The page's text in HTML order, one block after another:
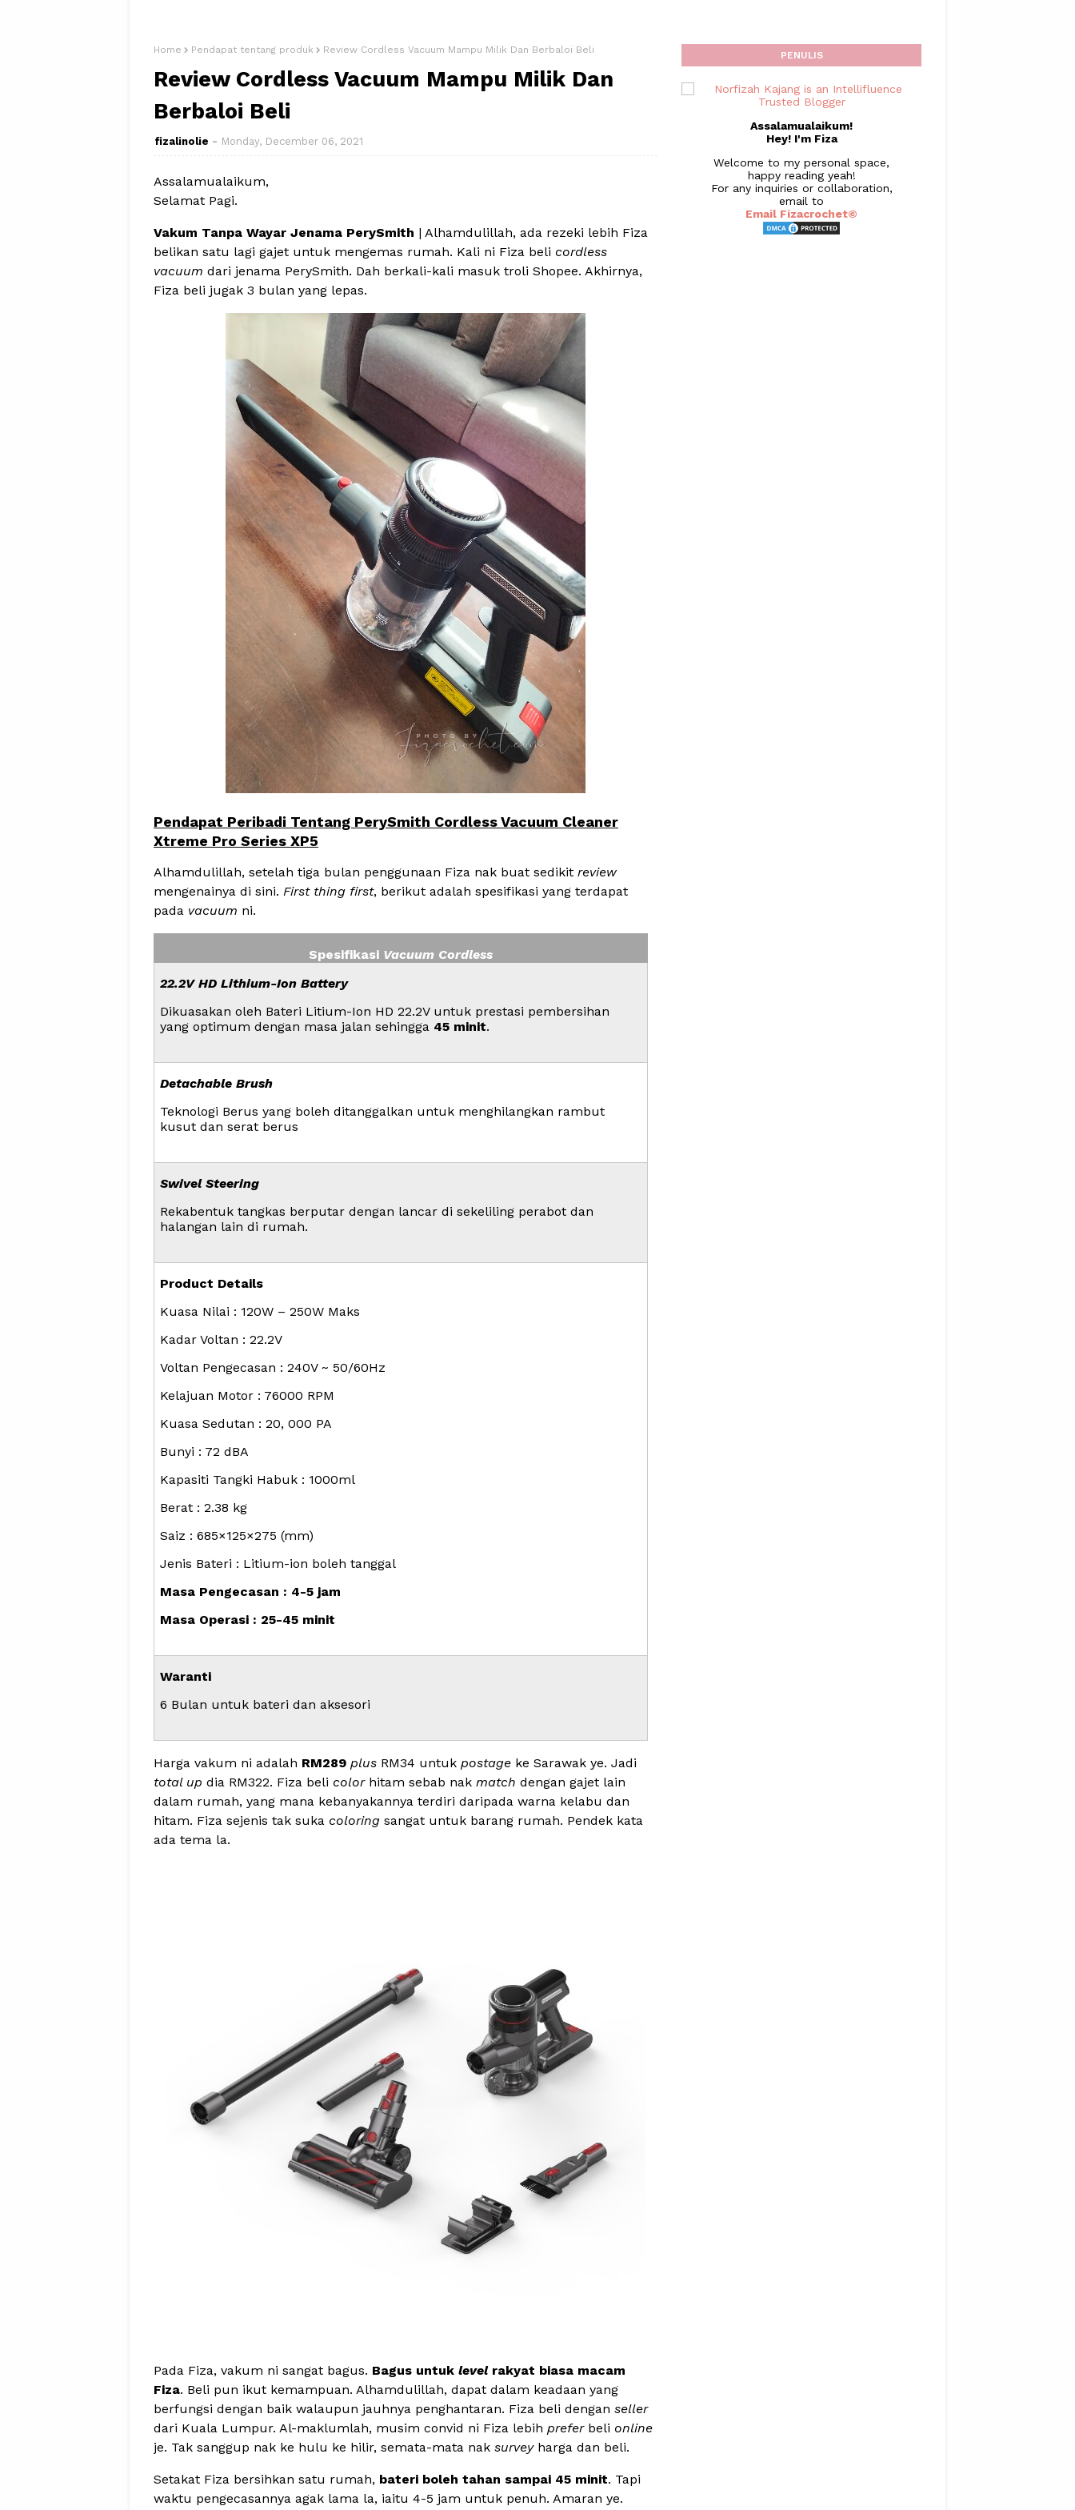
Home Pendapat tentang produk Review Cordless Vacuum Mampu Milik Dan Berbaloi Beli
Review Cordless Vacuum Mampu Milik Dan
Berbaloi Beli
fizalinolie Monday, December 06, 2021
Assalamualaikum,
Selamat Pagi.
Vakum Tanpa Wayar Jenama PerySmith | Alhamdulillah, ada rezeki lebih Fiza
belikan satu lagi gajet untuk mengemas rumah. Kali ni Fiza beli cordless
vacuum dari jenama PerySmith. Dah berkali-kali masuk troli Shopee. Akhirnya,
Fiza beli jugak 3 bulan yang lepas.
Pendapat Peribadi Tentang PerySmith Cordless Vacuum Cleaner
Xtreme Pro Series XP5
Alhamdulillah, setelah tiga bulan penggunaan Fiza nak buat sedikit review
mengenainya di sini. First thing first, berikut adalah spesifikasi yang terdapat
pada vacuum ni.
Spesifikasi Vacuum Cordless
22.2V HD Lithium-Ion Battery
Dikuasakan oleh Bateri Litium-Ion HD 22.2V untuk prestasi pembersihan
yang optimum dengan masa jalan sehingga 45 minit.
Detachable Brush
Teknologi Berus yang boleh ditanggalkan untuk menghilangkan rambut
kusut dan serat berus
Swivel Steering
Rekabentuk tangkas berputar dengan lancar di sekeliling perabot dan
halangan lain di rumah.
Product Details
Kuasa Nilai : 120W – 250W Maks
Kadar Voltan : 22.2V
Voltan Pengecasan : 240V ~ 50/60Hz
Kelajuan Motor : 76000 RPM
Kuasa Sedutan : 20, 000 PA
Bunyi : 72 dBA
Kapasiti Tangki Habuk : 1000ml
Berat : 2.38 kg
Saiz : 685×125×275 (mm)
Jenis Bateri : Litium-ion boleh tanggal
Masa Pengecasan : 4-5 jam
Masa Operasi : 25-45 minit
Waranti
6 Bulan untuk bateri dan aksesori
Harga vakum ni adalah RM289 plus RM34 untuk postage ke Sarawak ye. Jadi
total up dia RM322. Fiza beli colorhitam sebab nak match dengan gajet lain
dalam rumah, yang mana kebanyakannya terdiri daripada warna kelabu dan
hitam. Fiza sejenis tak suka coloring sangat untuk barang rumah. Pendek kata
ada tema la.
Pada Fiza, vakum ni sangat bagus. Bagus untuk levelrakyat biasa macam
Fiza. Beli pun ikut kemampuan. Alhamdulillah, dapat dalam keadaan yang
berfungsi dengan baik walaupun jauhnya penghantaran. Fiza beli dengan seller
dari Kuala Lumpur. Al-maklumlah, musim convid ni Fiza lebih preferbeli online
je. Tak sanggup nak ke hulu ke hilir, semata-mata nak surveyharga dan beli.
Setakat Fiza bersihkan satu rumah, bateri boleh tahan sampai 45 minit. Tapi
waktu pengecasannya agak lama la, iaitu 4-5 jam untuk penuh. Amaran ye.
PENULIS
Assalamualaikum!
Hey! I'm Fiza
Welcome to my personal space,
happy reading yeah!
For any inquiries or collaboration,
email to
Email Fizacrochet©